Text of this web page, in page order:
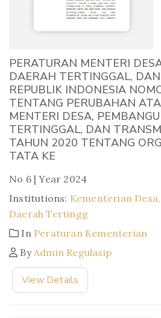
PERATURAN MENTERI
DAERAH TERTINGGAL,
REPUBLIK INDONESIA
TENTANG PERUBAHAN
MENTERI DESA,
TERTINGGAL, DAN
TAHUN 2020 TENTANG
TATA KE
No 6 | Year 2024
Institutions: Kementerian
Daerah Tertingg
In Peraturan Kementerian
By Admin Regulasip
View Details